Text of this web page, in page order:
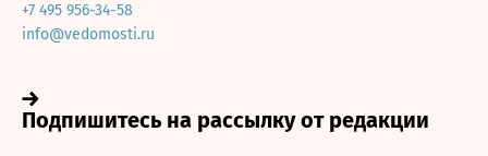
+7 495 956-34-58
info@vedomosti.ru